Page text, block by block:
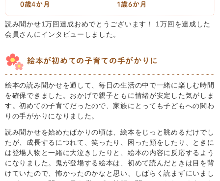
0歳4か月 1歳6か月
読み聞かせ1万回達成おめでとうございます！ 1万回を達成した
会員さんにインタビューしました。
絵本が初めての子育ての手がかりに
絵本の読み聞かせを通して、毎日の生活の中で一緒に楽しむ時間
を確保できました。おかげで親子ともに情緒が安定した気がしま
す。初めての子育てだったので、家族にとっても子どもへの関わ
りの手がかりになりました。
読み聞かせを始めたばかりの頃は、絵本をじっと眺めるだけでし
たが、成長するにつれて、笑ったり、困った顔をしたり、ときに
は登場人物と一緒に大泣きしたりと、絵本の内容に反応するよう
になりました。鬼が登場する絵本は、初めて読んだときは目を背
けていたので、怖かったのかなと思い、しばらく読まずにいまし